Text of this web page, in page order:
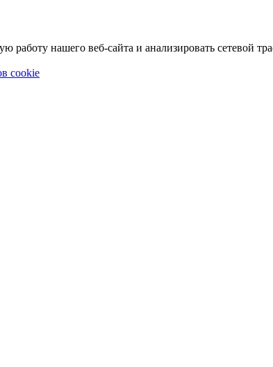
нашего веб-сайта и анализировать сетевой
cookie